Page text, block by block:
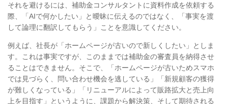
それを避けるには、補助金コンサルタントに資料作成を依頼する
際、「AIで何かしたい」と曖昧に伝えるのではなく、「事実を渡
して論理に翻訳してもらう」ことを意識してください。
例えば、社長が「ホームページが古いので新しくしたい」としま
す。これは事実ですが、このままでは補助金の審査員を納得させ
ることはできません。そこで、「ホームページが古いためスマホ
では見づらく、問い合わせ機会を逃している」「新規顧客の獲得
が難しくなっている」「リニューアルによって販路拡大と売上向
上を目指す」というように、課題から解決策、そして期待される